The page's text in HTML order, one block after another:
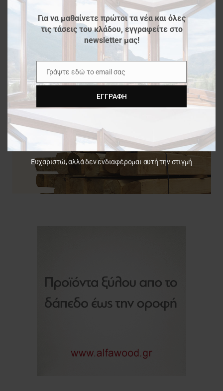
Για να μαθαίνετε πρώτοι τα νέα και όλες
τις τάσεις του κλάδου, εγγραφείτε στο
newsletter μας!
Email
Γράψτε εδώ το email σας
ΕΓΓΡΑΦΉ
Ευχαριστώ, αλλά δεν ενδιαφέρομαι αυτή την στιγμή